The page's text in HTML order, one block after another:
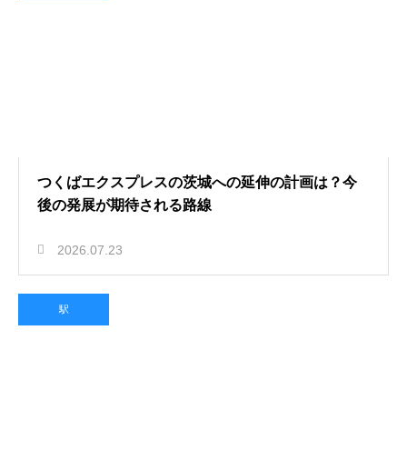
つくばエクスプレスの茨城への延伸の計画は？今
後の発展が期待される路線
2026.07.23
駅